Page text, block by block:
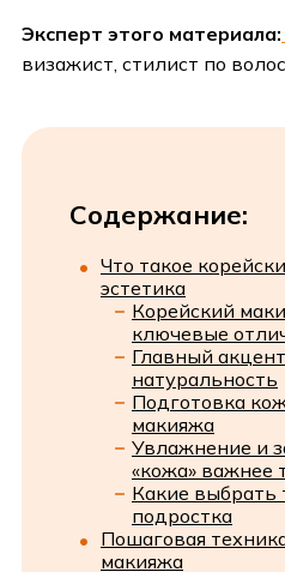
Эксперт этого материала:
визажист, стилист по
Содержание:
Что такое
эстетика
Корейский
ключевые
Главный
натуральность
Подготовка
макияжа
Увлажнение и
«кожа» важнее
Какие выбрать
подростка
Пошаговая
макияжа